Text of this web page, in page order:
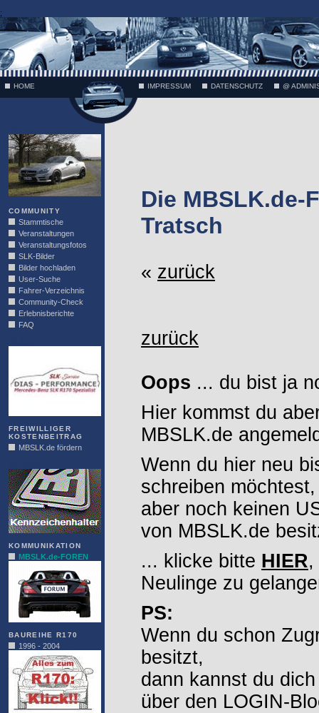
;
HOME IMPRESSUM DATENSCHUTZ @
COMMUNITY
Stammtische
Veranstaltungen
Veranstaltungsfotos
SLK-Bilder
Bilder hochladen
User-Suche
Fahrer-Verzeichnis
Community-Check
Erlebnisberichte
FAQ
FREIWILLIGER
KOSTENBEITRAG
MBSLK.de fördern
KOMMUNIKATION
MBSLK.de-FOREN
BAUREIHE R170
1996 - 2004
Die MBSLK.de-
Tratsch
« zurück
zurück
Oops ... du bist ja
Hier kommst du
MBSLK.de
Wenn du hier neu
schreiben möchtest,
aber noch keinen
von MBSLK.de
... klicke bitte HIER,
Neulinge zu
PS:
Wenn du schon
besitzt,
dann kannst du
über den LOGIN-